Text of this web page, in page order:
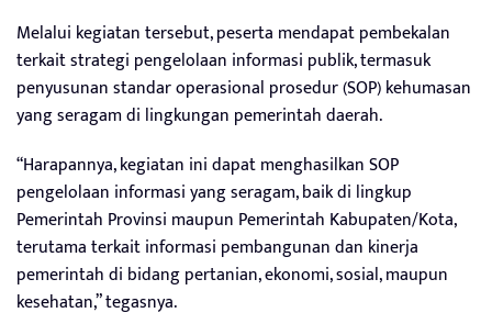
Melalui kegiatan tersebut, peserta mendapat pembekalan
terkait strategi pengelolaan informasi publik, termasuk
penyusunan standar operasional prosedur (SOP) kehumasan
yang seragam di lingkungan pemerintah daerah.
“Harapannya, kegiatan ini dapat menghasilkan SOP
pengelolaan informasi yang seragam, baik di lingkup
Pemerintah Provinsi maupun Pemerintah Kabupaten/Kota,
terutama terkait informasi pembangunan dan kinerja
pemerintah di bidang pertanian, ekonomi, sosial, maupun
kesehatan,” tegasnya.